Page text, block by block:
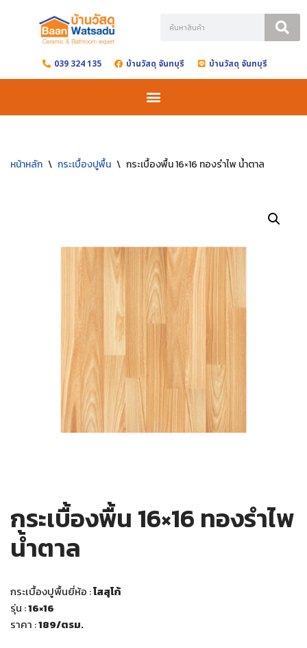
content 039 324 135 บ้านวัสดุ จันทบุรี บ้านวัสดุ จันทบุรี
หน้าหลัก \ กระเบื้องปูพื้น \ กระเบื้องพื้น 16×16 ทองรำไพ น้ำตาล
กระเบื้องพื้น 16×16 ทองรำไพ
น้ำตาล
กระเบื้องปูพื้นยี่ห้อ :โสสุโก้
รุ่น :16×16
ราคา :189/ตรม.